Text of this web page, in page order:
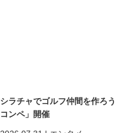
シラチャでゴルフ仲間を作ろ
コンペ」開催